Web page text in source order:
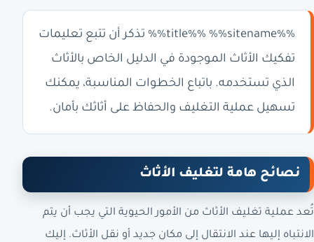
%%title%% %%sitename%% تذكر أن تتبع تعليمات
تفكيك الأثاث الموجودة في الدليل الخاص بالأثاث
الذي تستخدمه. باتباع الخطوات المناسبة، يمكنك
تسهيل عملية التغليف والحفاظ على أثاثك بأمان.
نصائح هامة لتغليف الأثاث
تُعد عملية تغليف الأثاث من الأمور الحيوية التي يجب أن يتم
الانتباه إليها عند الانتقال إلى مكان جديد أو نقل الأثاث. إليك